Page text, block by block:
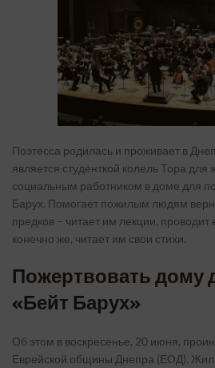
Поэтесса родилась и проживает в
является студенткой колель Тора
социальным работником в доме для
Барух. Помогает пожилым людям
предков – читает им лекции, проводит
конечно же, читает им свои стихи.
Пожертвовать дому
«Бейт Барух»
Об этом в воскресенье, 20 июня,
Еврейской общины Днепра (ЕОД).